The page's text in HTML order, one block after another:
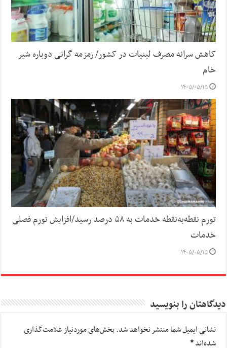
کاهش سرانه مصرف لبنیات در کشور/ زمزمه گرانی دوباره شیر
خام
۱۴۰۵/۰۵/۱۵
تورم نقطه‌به‌نقطه خدمات به ۵۸ درصد رسید/افزایش تورم فصلی
خدمات
۱۴۰۵/۰۵/۱۵
دیدگاهتان را بنویسید
نشانی ایمیل شما منتشر نخواهد شد.بخش‌های موردنیاز علامت‌گذاری
شده‌اند*